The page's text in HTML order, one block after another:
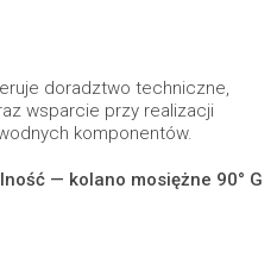
doradztwo techniczne,
wsparcie przy realizacji
komponentów.
— kolano mosiężne 90° G